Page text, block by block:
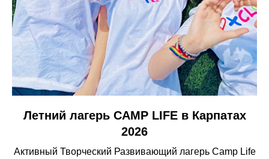
Летний лагерь CAMP LIFE в Карпатах
2026
Активный Творческий Развивающий лагерь Camp Life